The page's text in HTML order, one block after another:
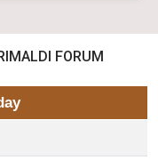
FORUM